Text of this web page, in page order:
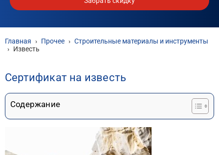
Главная › Прочее › Строительные материалы и инструменты
› Известь
Сертификат на известь
Содержание